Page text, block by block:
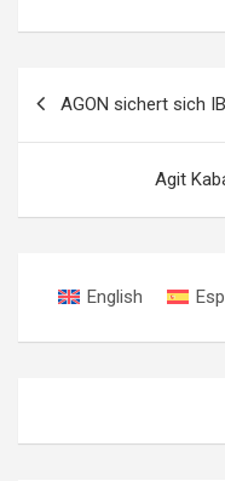
AGON sichert sich
Agit
English